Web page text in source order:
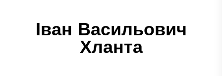
Іван Васильович
Хланта